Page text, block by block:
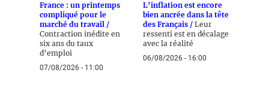
France : un printemps
compliqué pour le
marché du travail /
Contraction inédite en
six ans du taux
d’emploi
07/08/2026 - 11:00
L’inflation est encore
bien ancrée dans la tête
des Français / Leur
ressenti est en décalage
avec la réalité
06/08/2026 - 16:00